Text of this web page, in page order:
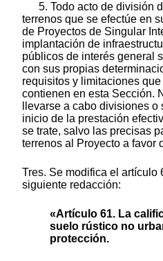
5. Todo acto de división
terrenos que se efectúe en
de Proyectos de Singular
implantación de
públicos de interés general
con sus propias
requisitos y limitaciones
contienen en esta Sección.
llevarse a cabo divisiones
inicio de la prestación
se trate, salvo las precisas
terrenos al Proyecto a favor
Tres. Se modifica el artículo
siguiente redacción:
«Artículo 61. La
suelo rústico no
protección.